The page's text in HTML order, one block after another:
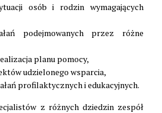
osób i rodzin wymagających
podejmowanych przez różne
planu pomocy,
udzielonego wsparcia,
profilaktycznych i edukacyjnych.
z różnych dziedzin zespół